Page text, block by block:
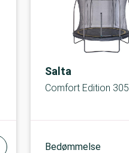
Salta
Comfort Edition 305
Bedømmelse